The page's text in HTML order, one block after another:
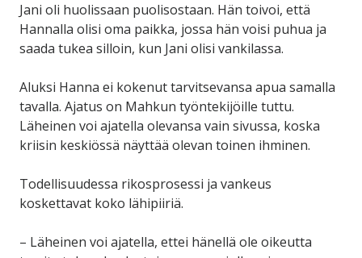
Jani oli huolissaan puolisostaan. Hän toivoi, että
Hannalla olisi oma paikka, jossa hän voisi puhua ja
saada tukea silloin, kun Jani olisi vankilassa.
Aluksi Hanna ei kokenut tarvitsevansa apua samalla
tavalla. Ajatus on Mahkun työntekijöille tuttu.
Läheinen voi ajatella olevansa vain sivussa, koska
kriisin keskiössä näyttää olevan toinen ihminen.
Todellisuudessa rikosprosessi ja vankeus
koskettavat koko lähipiiriä.
– Läheinen voi ajatella, ettei hänellä ole oikeutta